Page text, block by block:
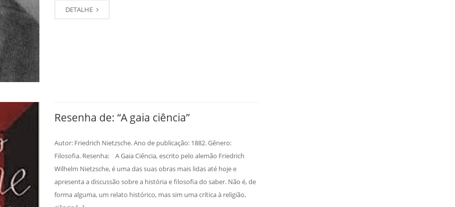
DETALHE
Resenha de: “A gaia ciência”
Autor: Friedrich Nietzsche. Ano de publicação: 1882. Gênero:
Filosofia. Resenha: A Gaia Ciência, escrito pelo alemão Friedrich
Wilhelm Nietzsche, é uma das suas obras mais lidas até hoje e
apresenta a discussão sobre a história e filosofia do saber. Não é, de
forma alguma, um relato histórico, mas sim uma crítica à religião,